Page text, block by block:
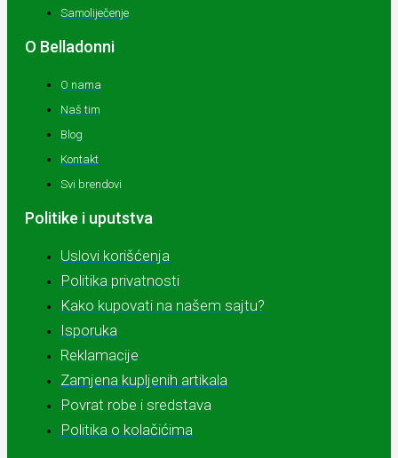
Samoliječenje
O Belladonni
O nama
Naš tim
Blog
Kontakt
Svi brendovi
Politike i uputstva
Uslovi korišćenja
Politika privatnosti
Kako kupovati na našem sajtu?
Isporuka
Reklamacije
Zamjena kupljenih artikala
Povrat robe i sredstava
Politika o kolačićima